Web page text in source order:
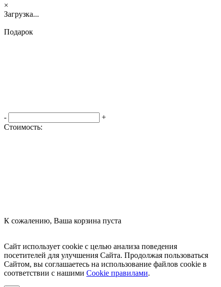
×
Загрузка...
Подарок
-
+
Стоимость:
К сожалению, Ваша корзина пуста
Сайт использует cookie с целью анализа поведения
посетителей для улучшения Сайта. Продолжая пользоваться
Сайтом, вы соглашаетесь на использование файлов cookie в
соответствии с нашими Cookiе правилами.